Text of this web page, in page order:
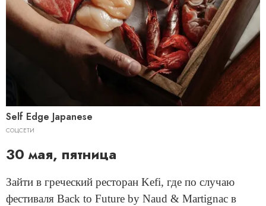
Self Edge Japanese
СОЦСЕТИ
30 мая, пятница
Зайти в греческий ресторан Kefi, где по случаю
фестиваля Back to Future by Naud & Martignac в